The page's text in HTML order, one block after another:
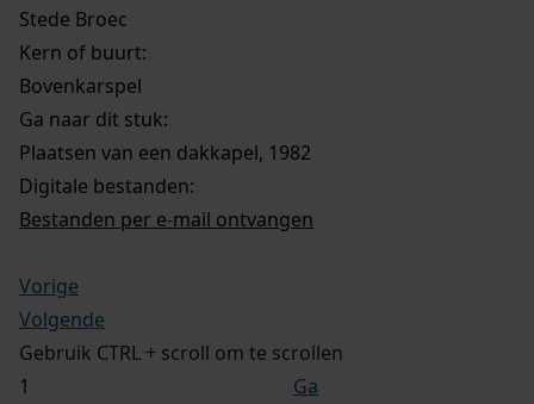
Stede Broec
Kern of buurt:
Bovenkarspel
Ga naar dit stuk:
Plaatsen van een dakkapel, 1982
Digitale bestanden:
Bestanden per e-mail ontvangen
Vorige
Volgende
Gebruik CTRL + scroll om te scrollen
Ga